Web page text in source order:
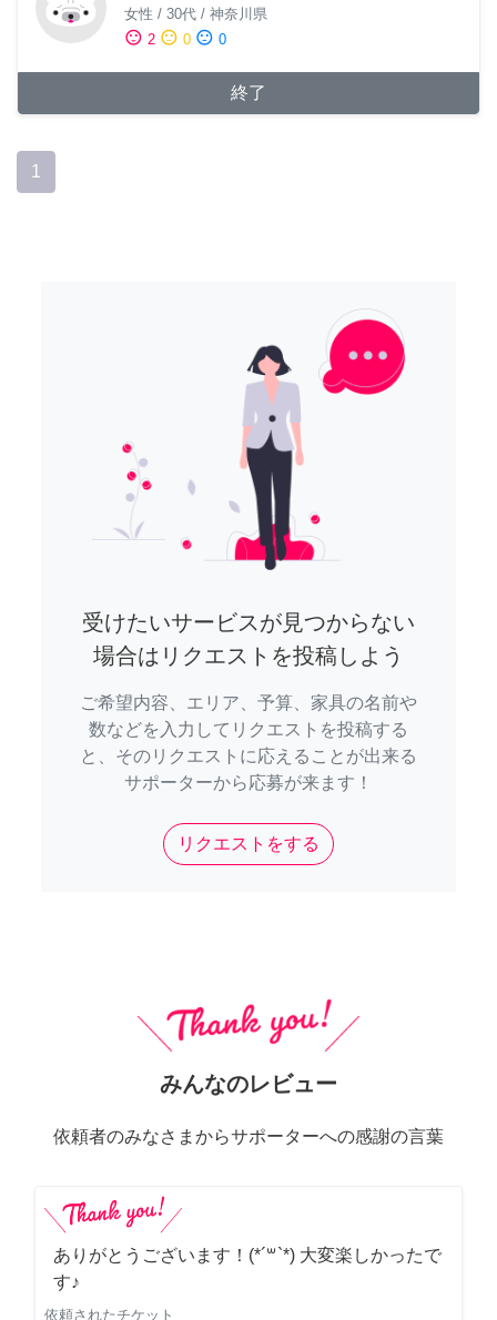
女性 / 30代 / 神奈川県
sentiment_satisfied 2 sentiment_neutral 0 sentiment_dissatisfied 0
終了
1
受けたいサービスが見つからない
場合はリクエストを投稿しよう
ご希望内容、エリア、予算、家具の名前や
数などを入力してリクエストを投稿する
と、そのリクエストに応えることが出来る
サポーターから応募が来ます！
リクエストをする
みんなのレビュー
依頼者のみなさまからサポーターへの感謝の言葉
ありがとうございます！(*´꒳`*) 大変楽しかったで
す♪
依頼されたチケット